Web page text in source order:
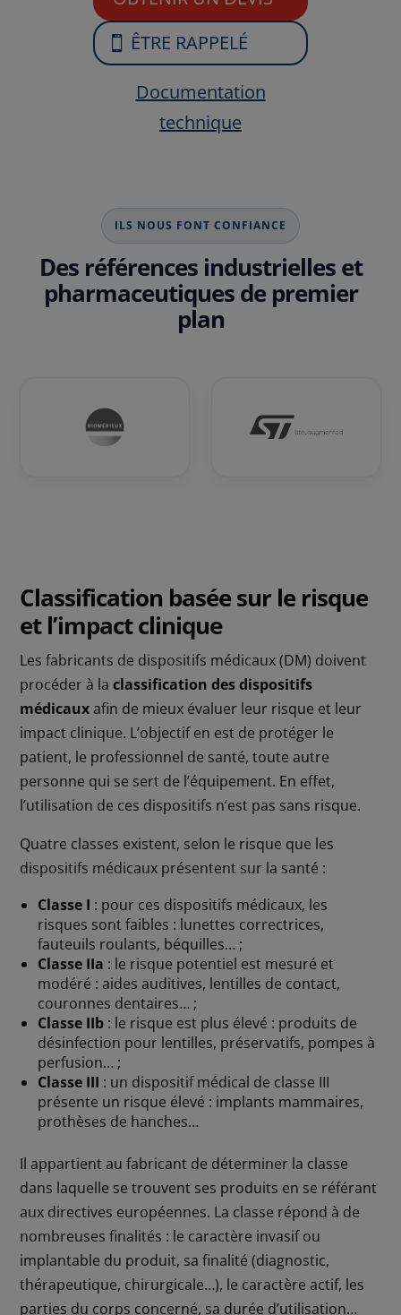
ÊTRE RAPPELÉ
Documentation
technique
ILS NOUS FONT CONFIANCE
Des références industrielles et
pharmaceutiques de premier
plan
Classification basée sur le risque
et l’impact clinique
Les fabricants de dispositifs médicaux (DM) doivent
procéder à laclassification des dispositifs
médicauxafin de mieux évaluer leur risque et leur
impact clinique. L’objectif en est de protéger le
patient, le professionnel de santé, toute autre
personne qui se sert de l’équipement. En effet,
l’utilisation de ces dispositifs n’est pas sans risque.
Quatre classes existent, selon le risque que les
dispositifs médicaux présentent sur la santé :
Classe I : pour ces dispositifs médicaux, les
risques sont faibles : lunettes correctrices,
fauteuils roulants, béquilles… ;
Classe IIa : le risque potentiel est mesuré et
modéré : aides auditives, lentilles de contact,
couronnes dentaires… ;
Classe IIb : le risque est plus élevé : produits de
désinfection pour lentilles, préservatifs, pompes à
perfusion… ;
Classe III : un dispositif médical de classe III
présente un risque élevé : implants mammaires,
prothèses de hanches…
Il appartient au fabricant de déterminer la classe
dans laquelle se trouvent ses produits en se référant
aux directives européennes. La classe répond à de
nombreuses finalités : le caractère invasif ou
implantable du produit, sa finalité (diagnostic,
thérapeutique, chirurgicale…), le caractère actif, les
parties du corps concerné, sa durée d’utilisation…